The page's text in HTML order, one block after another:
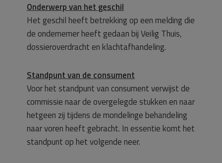
Onderwerp van het geschil
Het geschil heeft betrekking op een melding die
de ondernemer heeft gedaan bij Veilig Thuis,
dossieroverdracht en klachtafhandeling.
Standpunt van de consument
Voor het standpunt van consument verwijst de
commissie naar de overgelegde stukken en naar
hetgeen zij tijdens de mondelinge behandeling
naar voren heeft gebracht. In essentie komt het
standpunt op het volgende neer.